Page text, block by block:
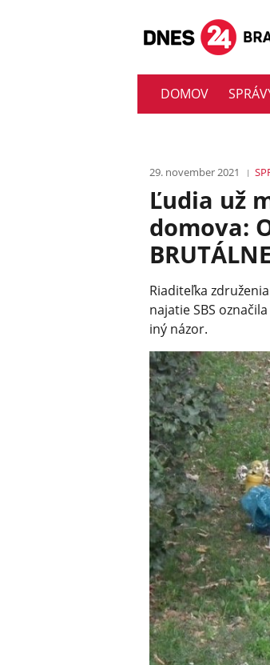
DOMOV
29. november 2021
Ľudia už
domova:
BRUTÁLNE
Riaditeľka
najatie SBS
iný názor.